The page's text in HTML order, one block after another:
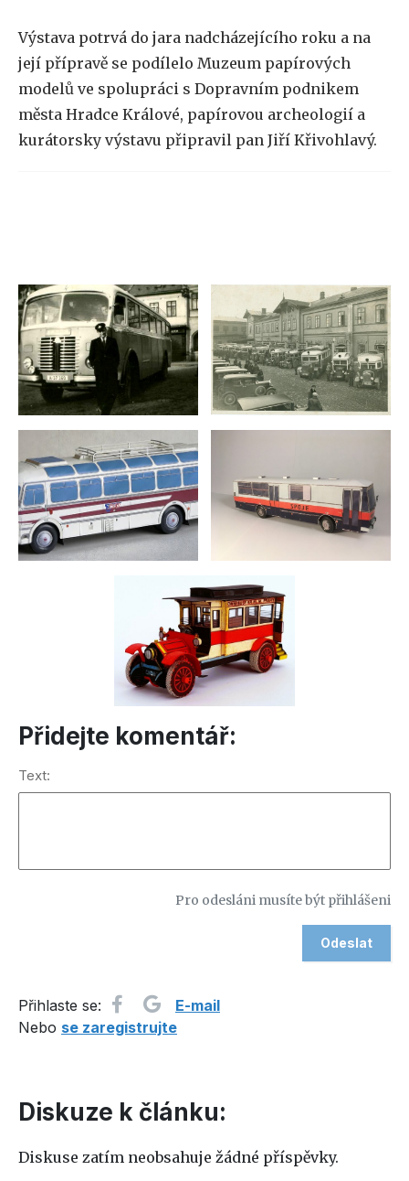
Výstava potrvá do jara nadcházejícího roku a na
její přípravě se podílelo Muzeum papírových
modelů ve spolupráci s Dopravním podnikem
města Hradce Králové, papírovou archeologií a
kurátorsky výstavu připravil pan Jiří Křivohlavý.
Přidejte komentář:
Text:
Pro odesláni musíte být přihlášeni
Přihlaste se:
E-mail
Nebo se zaregistrujte
Diskuze k článku:
Diskuse zatím neobsahuje žádné příspěvky.